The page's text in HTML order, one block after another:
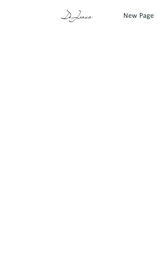
DeJesus New Page